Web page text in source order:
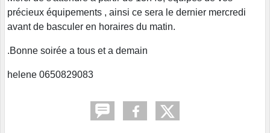
précieux équipements , ainsi ce sera le dernier mercredi
avant de basculer en horaires du matin.
.Bonne soirée a tous et a demain
helene 0650829083